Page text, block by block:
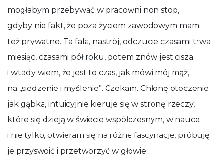
mogłabym przebywać w pracowni non stop,
gdyby nie fakt, że poza życiem zawodowym mam
też prywatne. Ta fala, nastrój, odczucie czasami trwa
miesiąc, czasami pół roku, potem znów jest cisza
i wtedy wiem, że jest to czas, jak mówi mój mąż,
na „siedzenie i myślenie”. Czekam. Chłonę otoczenie
jak gąbka, intuicyjnie kieruje się w stronę rzeczy,
które się dzieją w świecie współczesnym, w nauce
i nie tylko, otwieram się na różne fascynacje, próbuję
je przyswoić i przetworzyć w głowie.